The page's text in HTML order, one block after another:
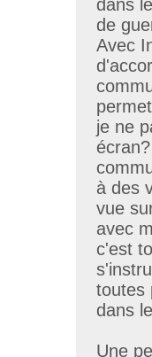
dans
de
Avec
je ne
à des
vue
avec
c'est
toutes
dans
Une